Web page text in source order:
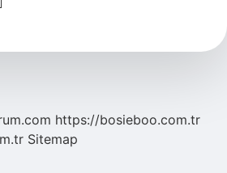
https://bosieboo.com.tr
Sitemap